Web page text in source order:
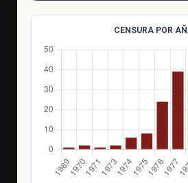
CENSURA POR